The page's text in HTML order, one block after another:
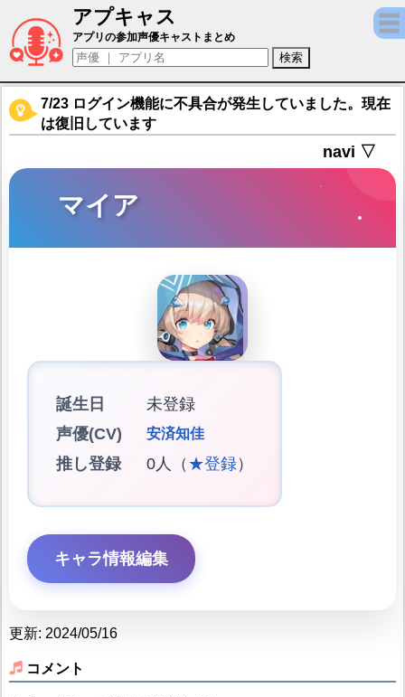
アプキャス
マイア（声優：安済知佳)【サンローラン騎
アプリの参加声優キャストまとめ
7/23 ログイン機能に不具合が発生していました。現在
は復旧しています
navi ▽
マイア
誕生日
未登録
声優(CV)
安済知佳
推し登録 0人（ ★登録）
キャラ情報編集
更新: 2024/05/16
コメント